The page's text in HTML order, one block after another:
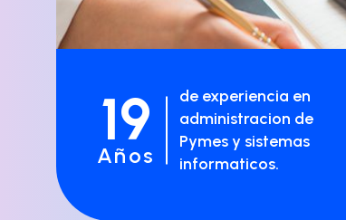
19
Años
de experiencia en
administracion de
Pymes y sistemas
informaticos.